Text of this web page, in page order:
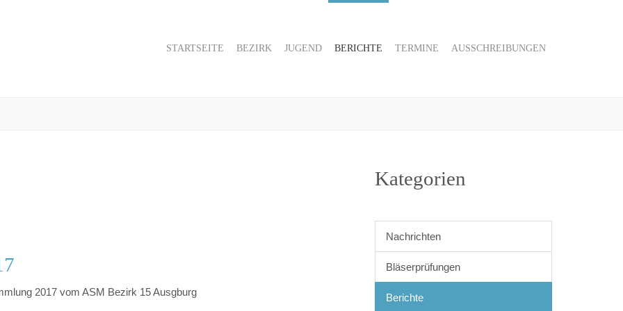
STARTSEITE BEZIRK JUGEND BERICHTE TERMINE AUSSCHREIBUNGEN
2017 vom ASM Bezirk 15 Ausgburg
Kategorien
Nachrichten
Bläserprüfungen
Berichte